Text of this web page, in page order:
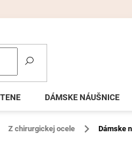
DÁMSKE NÁUŠNICE
Z chirurgickej ocele Dámske